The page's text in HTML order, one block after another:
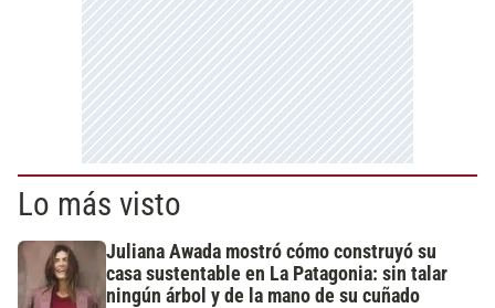
Lo más visto
Juliana Awada mostró cómo construyó su
casa sustentable en La Patagonia: sin talar
ningún árbol y de la mano de su cuñado